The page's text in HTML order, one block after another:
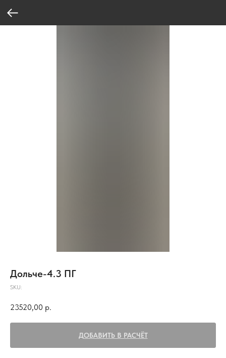
Дольче-4.3 ПГ
SKU:
23520,00 р.
ДОБАВИТЬ В РАСЧЁТ